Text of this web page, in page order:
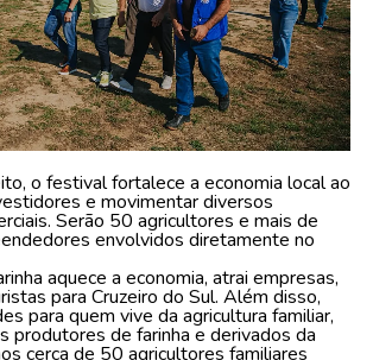
o festival fortalece a economia local ao
e movimentar diversos
Serão 50 agricultores e mais de
envolvidos diretamente no
aquece a economia, atrai empresas,
para Cruzeiro do Sul. Além disso,
para quem vive da agricultura familiar,
produtores de farinha e derivados da
cerca de 50 agricultores familiares